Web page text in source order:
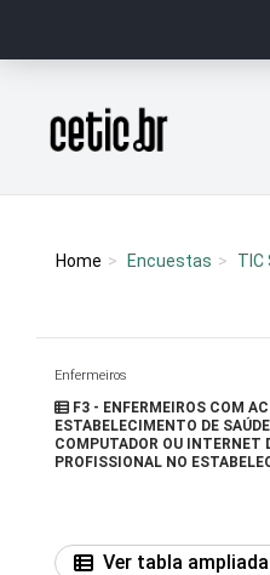
Página inicial
Home Encuestas TIC
Enfermeiros
F3 - ENFERMEIROS COM
ESTABELECIMENTO DE
COMPUTADOR OU INTERNET
PROFISSIONAL NO
Ver tabla ampliada